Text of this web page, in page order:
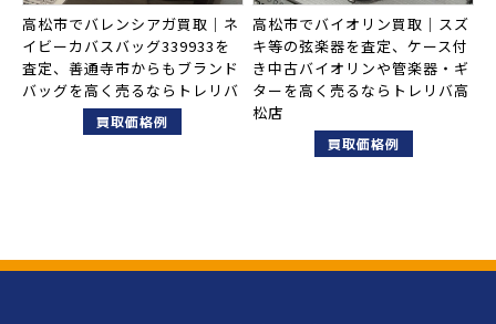
高松市でバレンシアガ買取｜ネ
イビーカバスバッグ339933を
査定、善通寺市からもブランド
バッグを高く売るならトレリバ
買取価格例
高松市でバイオリン買取｜スズ
キ等の弦楽器を査定、ケース付
き中古バイオリンや管楽器・ギ
ターを高く売るならトレリバ高
松店
買取価格例